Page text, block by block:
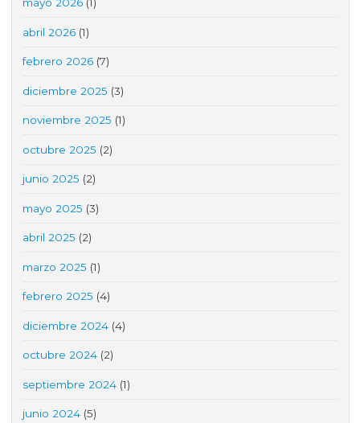
mayo 2026 (1)
abril 2026 (1)
febrero 2026 (7)
diciembre 2025 (3)
noviembre 2025 (1)
octubre 2025 (2)
junio 2025 (2)
mayo 2025 (3)
abril 2025 (2)
marzo 2025 (1)
febrero 2025 (4)
diciembre 2024 (4)
octubre 2024 (2)
septiembre 2024 (1)
junio 2024 (5)